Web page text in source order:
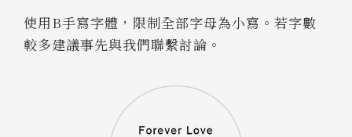
使用B手寫字體，限制全部字母為小寫。若字數
較多建議事先與我們聯繫討論。